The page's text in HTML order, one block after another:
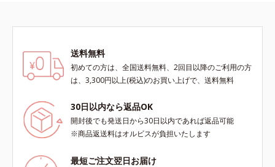
メラノサイト*4 角層まで
送料無料
初めての方は、全国送料無料、2回目以降のご利用の方
は、3,300円以上(税込)のお買い上げで、送料無料
30日以内なら返品OK
開封後でも発送日から30日以内であれば返品可能
※商品返送料はオルビスが負担いたします
最短ご注文翌日お届け